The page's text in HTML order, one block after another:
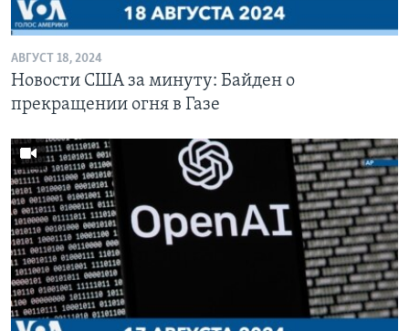
АВГУСТ 18, 2024
Новости США за минуту: Байден о
прекращении огня в Газе